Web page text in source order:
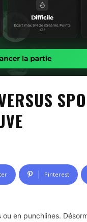
Pinterest
en punchlines.